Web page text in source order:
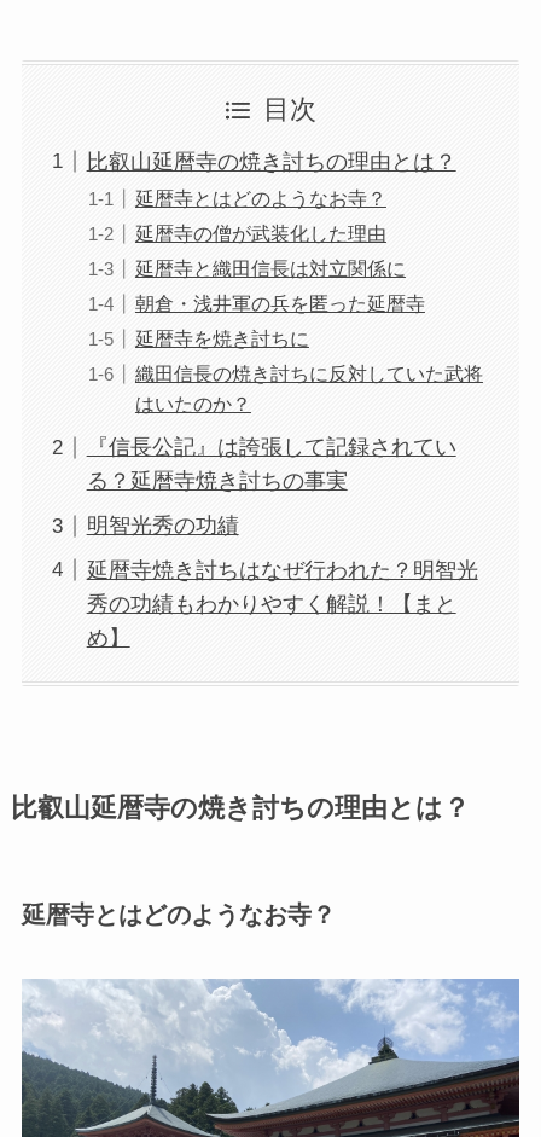
目次
比叡山延暦寺の焼き討ちの理由とは？
延暦寺とはどのようなお寺？
延暦寺の僧が武装化した理由
延暦寺と織田信長は対立関係に
朝倉・浅井軍の兵を匿った延暦寺
延暦寺を焼き討ちに
織田信長の焼き討ちに反対していた武将
はいたのか？
『信長公記』は誇張して記録されてい
る？延暦寺焼き討ちの事実
明智光秀の功績
延暦寺焼き討ちはなぜ行われた？明智光
秀の功績もわかりやすく解説！【まと
め】
比叡山延暦寺の焼き討ちの理由とは？
延暦寺とはどのようなお寺？